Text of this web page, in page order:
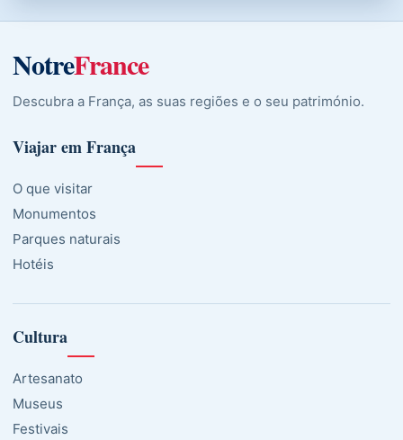
NotreFrance
Descubra a França, as suas regiões e o seu património.
Viajar em França
O que visitar
Monumentos
Parques naturais
Hotéis
Cultura
Artesanato
Museus
Festivais